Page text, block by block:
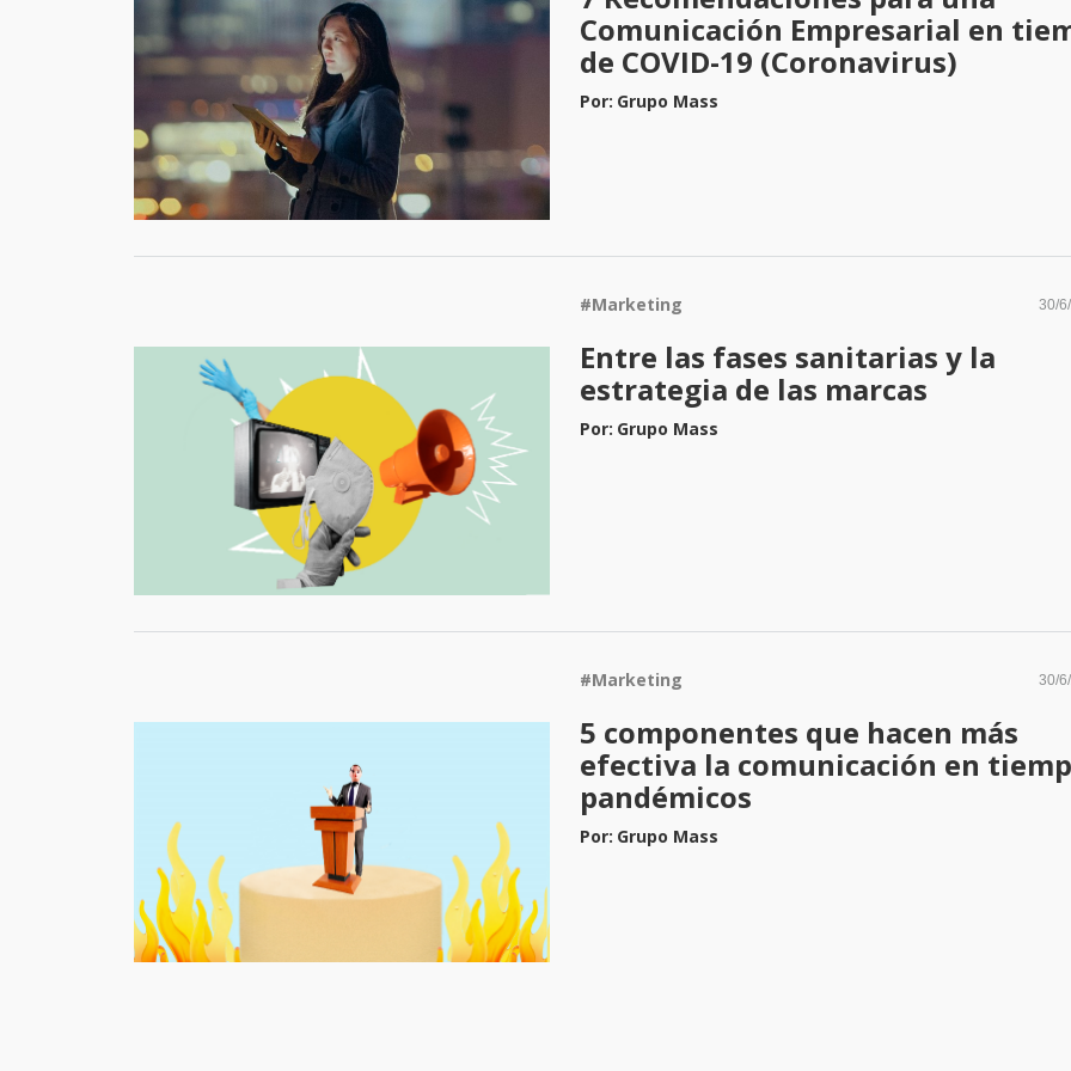
Comunicación Empresarial en
de COVID-19 (Coronavirus)
Por: Grupo Mass
#Marketing 30/
Entre las fases sanitarias y la
estrategia de las marcas
Por: Grupo Mass
#Marketing 30/
5 componentes que hacen más
efectiva la comunicación en
pandémicos
Por: Grupo Mass